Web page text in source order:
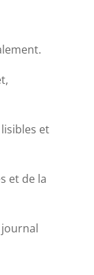
et
et de la